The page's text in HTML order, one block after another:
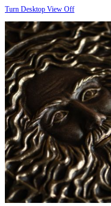
Turn Desktop View Off